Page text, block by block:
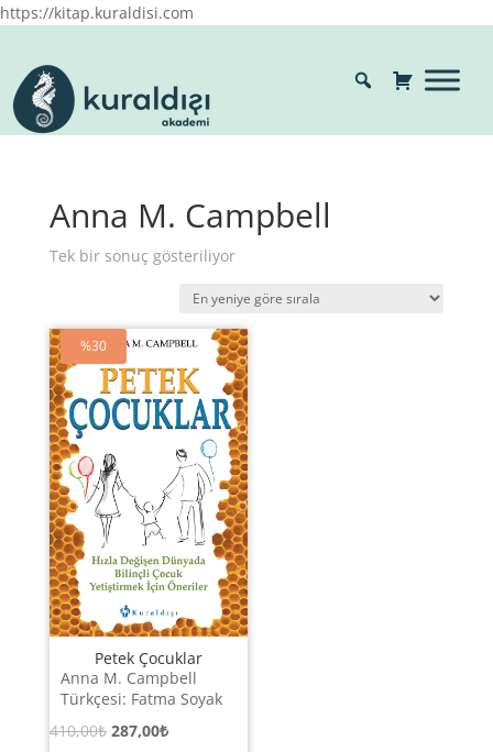
https://kitap.kuraldisi.com
Anna M. Campbell
Tek bir sonuç gösteriliyor
%30
Petek Çocuklar
Anna M. Campbell
Türkçesi: Fatma Soyak
410,00₺ Orijinal
287,00₺Şu